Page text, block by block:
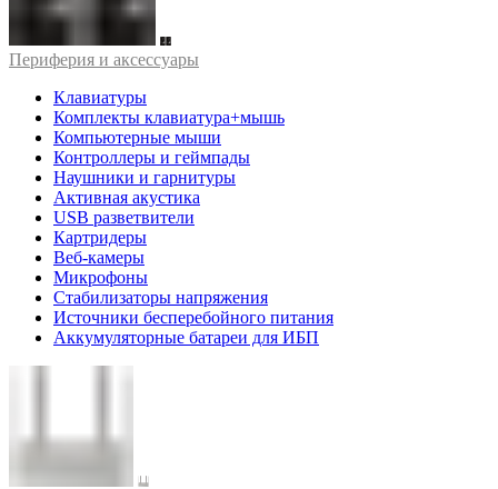
Периферия и аксессуары
Клавиатуры
Комплекты клавиатура+мышь
Компьютерные мыши
Контроллеры и геймпады
Наушники и гарнитуры
Активная акустика
USB разветвители
Картридеры
Веб-камеры
Микрофоны
Стабилизаторы напряжения
Источники бесперебойного питания
Аккумуляторные батареи для ИБП